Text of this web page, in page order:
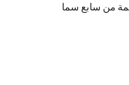
من سابع سما